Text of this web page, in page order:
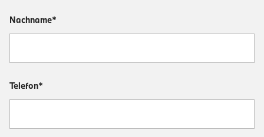
Nachname*
Telefon*